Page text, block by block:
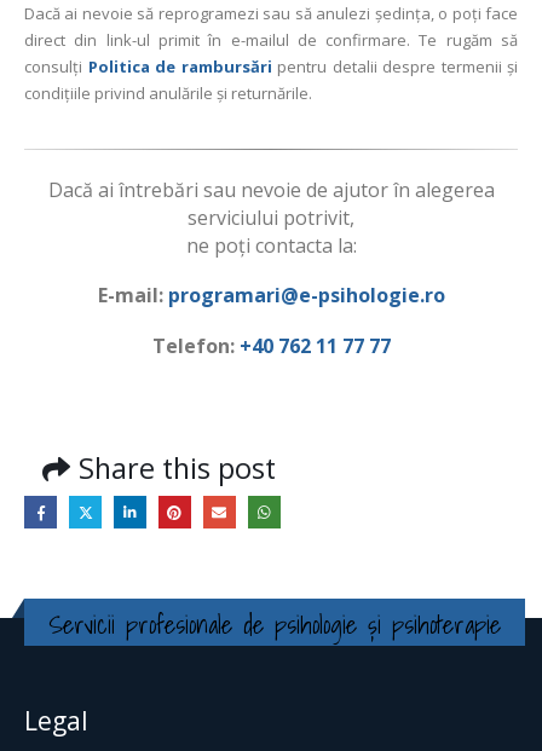
Dacă ai nevoie să reprogramezi sau să anulezi ședința, o poți face
direct din link-ul primit în e-mailul de confirmare. Te rugăm să
consulți Politica de rambursări pentru detalii despre termenii și
condițiile privind anulările și returnările.
Dacă ai întrebări sau nevoie de ajutor în alegerea
serviciului potrivit,
ne poți contacta la:
E-mail: programari@e-psihologie.ro
Telefon: +40 762 11 77 77
Share this post
Servicii profesionale de psihologie și psihoterapie
Legal